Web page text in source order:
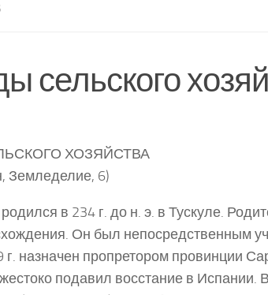
сельского
ХОЗЯЙСТВА
Земледелие, 6)
в 234 г. до н. э. в Тускуле.
Он был непосредственным
назначен пропретором провинции
подавил восстание в Испании.